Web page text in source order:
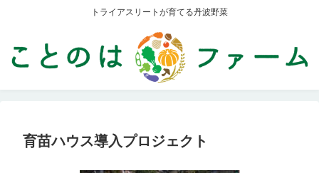
トライアスリートが育てる丹波野菜
育苗ハウス導入プロジェクト